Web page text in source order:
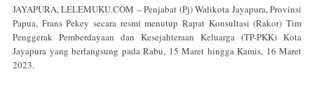
JAYAPURA, LELEMUKU.COM – Penjabat (Pj) Walikota Jayapura, Provinsi
Papua, Frans Pekey secara resmi menutup Rapat Konsultasi (Rakor) Tim
Penggerak Pemberdayaan dan Kesejahteraan Keluarga (TP-PKK) Kota
Jayapura yang berlangsung pada Rabu, 15 Maret hingga Kamis, 16 Maret
2023.